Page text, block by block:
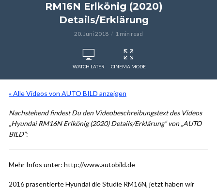
RM16N Erlkönig (2020)
Details/Erklärung
20. Juni 2018 1 min read
WATCH LATER CINEMA MODE
« Alle Videos von AUTO BILD anzeigen
Nachstehend findest Du den Videobeschreibungstext des Videos
„Hyundai RM16N Erlkönig (2020) Details/Erklärung“ von „AUTO
BILD“:
Mehr Infos unter: http://www.autobild.de
2016 präsentierte Hyundai die Studie RM16N, jetzt haben wir